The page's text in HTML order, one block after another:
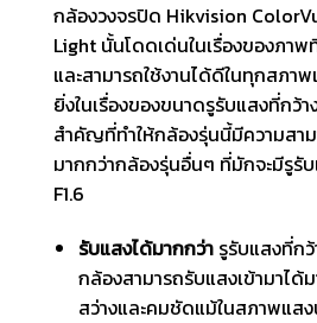
กล้องวงจรปิด Hikvision
Light นั้นโดดเด่นในเรื่องของภา
และสามารถใช้งานได้ดีในทุกสภา
ยิ่งในเรื่องของขนาดรูรับแสงที่กว้
สำคัญที่ทำให้กล้องรุ่นนี้มีความสา
มากกว่ากล้องรุ่นอื่นๆ ที่มักจะมีรูรั
F1.6
รับแสงได้มากกว่ารูรับแสงที่กว้
กล้องสามารถรับแสงเข้ามาได้
สว่างและคมชัดแม้ในสภาพแส